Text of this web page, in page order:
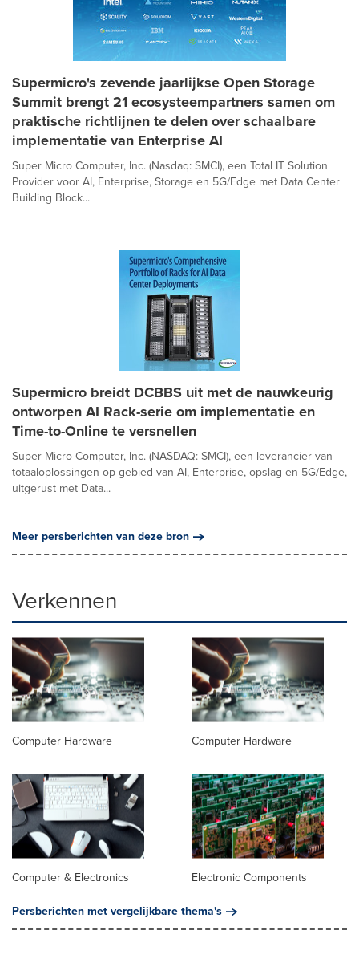
Supermicro's zevende jaarlijkse Open Storage
Summit brengt 21 ecosysteempartners samen om
praktische richtlijnen te delen over schaalbare
implementatie van Enterprise AI
Super Micro Computer, Inc. (Nasdaq: SMCI), een Total IT Solution
Provider voor AI, Enterprise, Storage en 5G/Edge met Data Center
Building Block...
Supermicro breidt DCBBS uit met de nauwkeurig
ontworpen AI Rack-serie om implementatie en
Time-to-Online te versnellen
Super Micro Computer, Inc. (NASDAQ: SMCI), een leverancier van
totaaloplossingen op gebied van AI, Enterprise, opslag en 5G/Edge,
uitgerust met Data...
Meer persberichten van deze bron
Verkennen
Computer Hardware Computer Hardware
Computer & Electronics
Electronic Components
Persberichten met vergelijkbare thema's